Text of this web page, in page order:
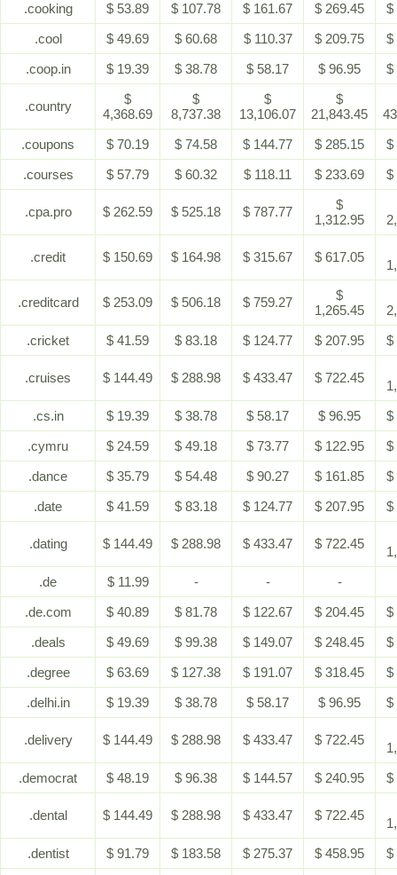
.cooking
$ 53.89 $ 107.78 $ 161.67 $ 269.45
$
.cool
$ 49.69 $ 60.68 $ 110.37 $ 209.75
$
.coop.in
$ 19.39 $ 38.78 $ 58.17 $ 96.95 $
.country
$
4,368.69
$
8,737.38
$
13,106.07
$
21,843.45
.coupons
$ 70.19 $ 74.58 $ 144.77 $ 285.15
$
.courses
$ 57.79 $ 60.32 $ 118.11 $ 233.69 $
.cpa.pro $ 262.59 $ 525.18 $ 787.77
$
1,312.95
.credit $ 150.69 $ 164.98 $ 315.67 $ 617.05
.creditcard $ 253.09 $ 506.18 $ 759.27
$
1,265.45
.cricket
$ 41.59 $ 83.18 $ 124.77 $ 207.95 $
.cruises $ 144.49 $ 288.98 $ 433.47 $ 722.45
.cs.in
$ 19.39 $ 38.78 $ 58.17 $ 96.95
$
.cymru
$ 24.59 $ 49.18 $ 73.77 $ 122.95
$
.dance
$ 35.79 $ 54.48 $ 90.27 $ 161.85
$
.date
$ 41.59 $ 83.18 $ 124.77 $ 207.95 $
.dating $ 144.49 $ 288.98 $ 433.47 $ 722.45
.de
$ 11.99 - -
-
.de.com
$ 40.89 $ 81.78 $ 122.67 $ 204.45
$
.deals
$ 49.69 $ 99.38 $ 149.07 $ 248.45
$
.degree
$ 63.69 $ 127.38 $ 191.07 $ 318.45
$
.delhi.in
$ 19.39 $ 38.78 $ 58.17 $ 96.95 $
.delivery $ 144.49 $ 288.98 $ 433.47 $ 722.45
.democrat
$ 48.19 $ 96.38 $ 144.57 $ 240.95 $
.dental $ 144.49 $ 288.98 $ 433.47 $ 722.45
.dentist
$ 91.79 $ 183.58 $ 275.37 $ 458.95
$